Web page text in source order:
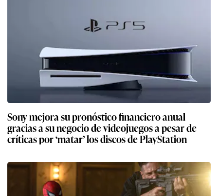
Sony mejora su pronóstico financiero anual
gracias a su negocio de videojuegos a pesar de
críticas por ‘matar’ los discos de PlayStation